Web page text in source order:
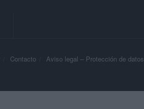
Contacto Aviso legal – Protección de datos